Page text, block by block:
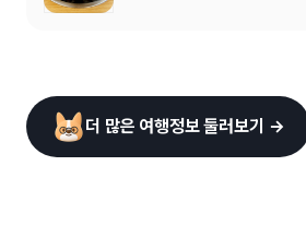
더 많은 여행정보 둘러보기 →